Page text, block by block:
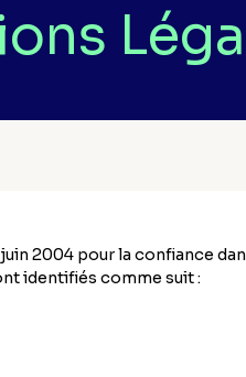
2004 pour la confiance
identifiés comme suit :